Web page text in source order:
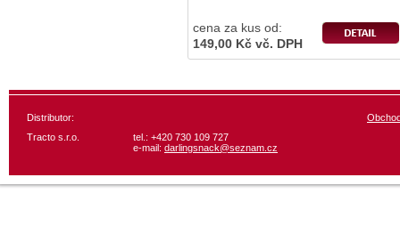
cena za kus od:
149,00 Kč vč. DPH
Distributor:
Tracto s.r.o.
tel.: +420 730 109 727
e-mail: darlingsnack@seznam.cz